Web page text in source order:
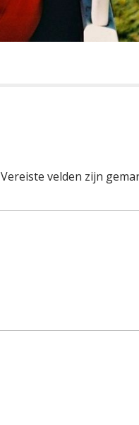
Vereiste velden zijn